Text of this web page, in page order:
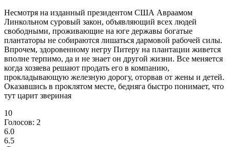
Несмотря на изданный президентом США Авраамом
Линкольном суровый закон, объявляющий всех людей
свободными, проживающие на юге державы богатые
плантаторы не собираются лишаться дармовой рабочей силы.
Впрочем, здоровенному негру Питеру на плантации живется
вполне терпимо, да и не знает он другой жизни. Все меняется
когда хозяева решают продать его в компанию,
прокладывающую железную дорогу, оторвав от жены и детей.
Оказавшись в проклятом месте, бедняга быстро понимает, что
тут царит звериная
10
Голосов: 2
6.0
6.5